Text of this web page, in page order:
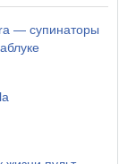
— супинаторы